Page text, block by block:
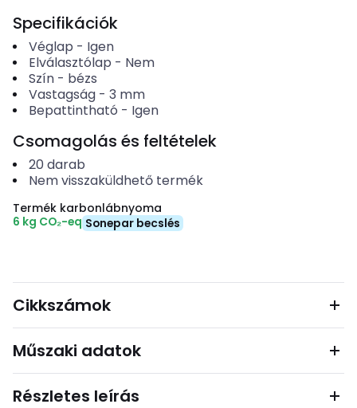
Specifikációk
Véglap - Igen
Elválasztólap - Nem
Szín- bézs
Vastagság- 3 mm
Bepattintható - Igen
Csomagolás és feltételek
20 darab
Nem visszaküldhető termék
Termék karbonlábnyoma
6 kg CO₂-eq Sonepar becslés
Cikkszámok
Műszaki adatok
Részletes leírás